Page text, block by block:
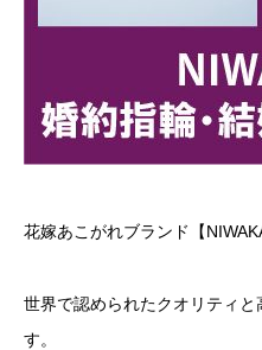
花嫁あこがれブランド【
世界で認められたクオリティ
す。